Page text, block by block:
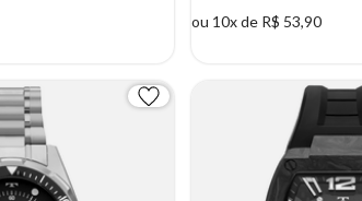
ou 10x de R$ 53,90